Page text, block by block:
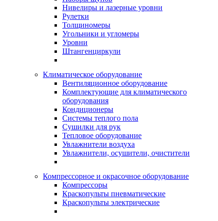
Нивелиры и лазерные уровни
Рулетки
Толщиномеры
Угольники и угломеры
Уровни
Штангенциркули
Климатическое оборудование
Вентиляционное оборудование
Комплектующие для климатического
оборудования
Кондиционеры
Системы теплого пола
Сушилки для рук
Тепловое оборудование
Увлажнители воздуха
Увлажнители, осушители, очистители
Компрессорное и окрасочное оборудование
Компрессоры
Краскопульты пневматические
Краскопульты электрические